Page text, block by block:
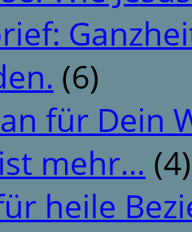
(6)
für Dein
mehr… (4)
heile